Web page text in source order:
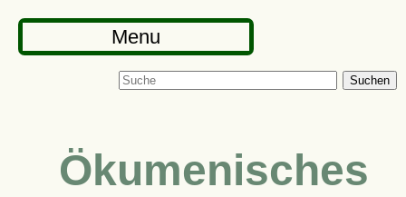
Menu
Suchen
Ökumenisches